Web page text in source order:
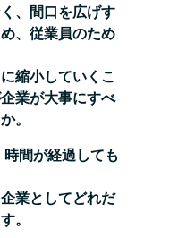
、間口を広げす
、従業員のため
縮小していくこ
業が大事にすべ
。
間が経過しても
業としてどれだ
。